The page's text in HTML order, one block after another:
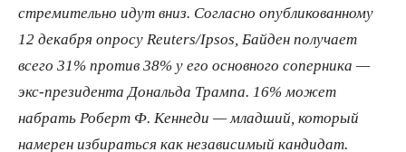
стремительно идут вниз. Согласно опубликованному
12 декабря опросу Reuters/Ipsos, Байден получает
всего 31% против 38% у его основного соперника —
экс-президента Дональда Трампа. 16% может
набрать Роберт Ф. Кеннеди — младший, который
намерен избираться как независимый кандидат.